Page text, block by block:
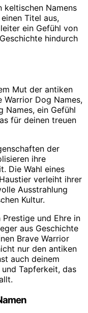
keltischen Namens
Titel aus,
ein Gefühl von
hindurch
Mut der antiken
Warrior Dog Names,
Names, ein Gefühl
für deinen treuen
der
ihre
Die Wahl eines
verleiht ihrer
Ausstrahlung
Kultur.
und Ehre in
aus Geschichte
Brave Warrior
nur den antiken
auch deinem
Tapferkeit, das